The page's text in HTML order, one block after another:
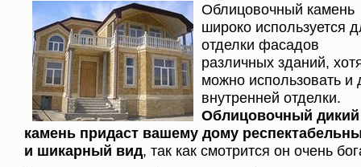
Облицовочный камень
широко используется
отделки фасадов
различных зданий,
можно использовать и
внутренней отделки.
Облицовочный дикий
камень придаст вашему дому
и шикарный вид, так как смотрится он очень